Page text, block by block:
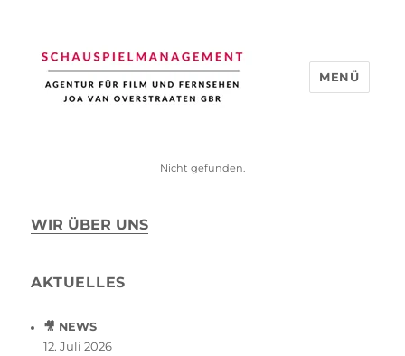
MENÜ
Nicht gefunden.
WIR ÜBER UNS
AKTUELLES
🎥 NEWS
12. Juli 2026